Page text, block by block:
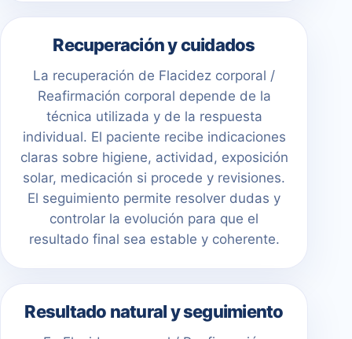
Recuperación y cuidados
La recuperación de Flacidez corporal /
Reafirmación corporal depende de la
técnica utilizada y de la respuesta
individual. El paciente recibe indicaciones
claras sobre higiene, actividad, exposición
solar, medicación si procede y revisiones.
El seguimiento permite resolver dudas y
controlar la evolución para que el
resultado final sea estable y coherente.
Resultado natural y seguimiento